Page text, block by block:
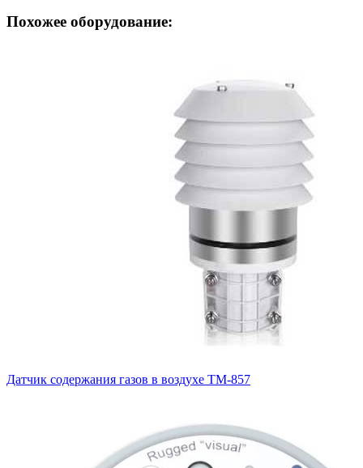
Похожее оборудование:
Датчик содержания газов в воздухе ТМ-857